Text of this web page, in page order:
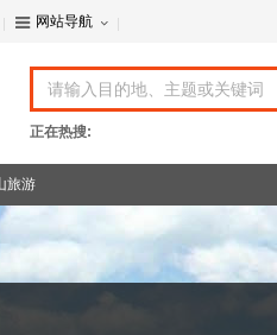
网站导航
正在热搜:
旅游